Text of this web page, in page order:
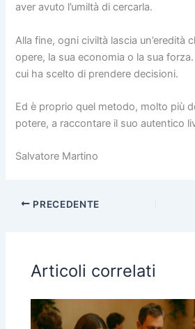
aver avuto l’umiltà di cercarla.
Alla fine, ogni civiltà lascia un’eredità
opere, la sua economia o la sua
cui ha scelto di prendere decisioni.
Ed è proprio quel metodo, molto più
potere, a raccontare il suo autentico
Salvatore Martino
PRECEDENTE
Articoli correlati